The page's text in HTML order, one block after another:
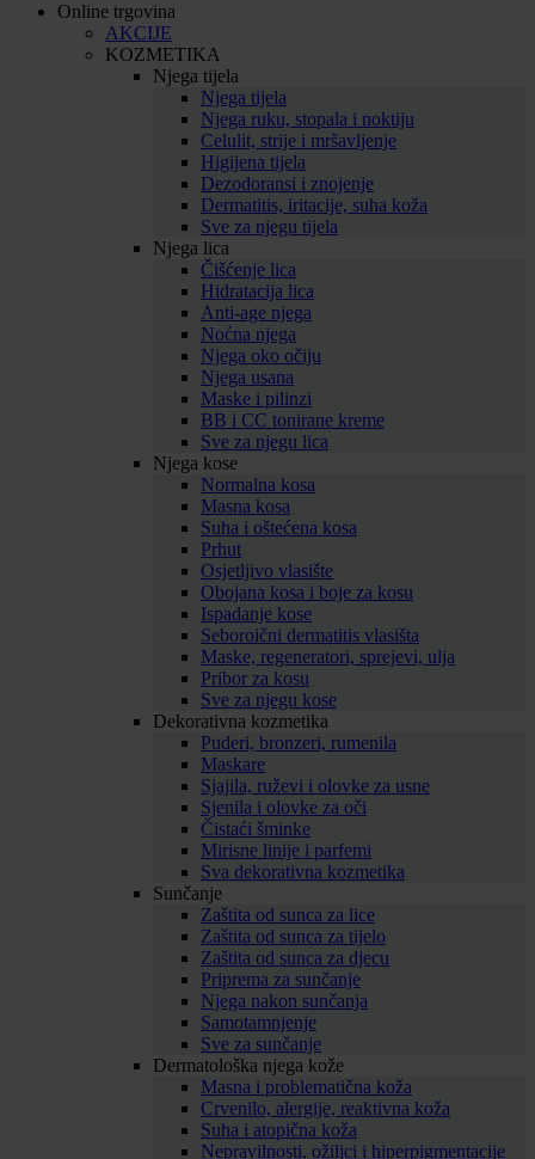
Online trgovina
AKCIJE
KOZMETIKA
Njega tijela
Njega tijela
Njega ruku, stopala i noktiju
Celulit, strije i mršavljenje
Higijena tijela
Dezodoransi i znojenje
Dermatitis, iritacije, suha koža
Sve za njegu tijela
Njega lica
Čišćenje lica
Hidratacija lica
Anti-age njega
Noćna njega
Njega oko očiju
Njega usana
Maske i pilinzi
BB i CC tonirane kreme
Sve za njegu lica
Njega kose
Normalna kosa
Masna kosa
Suha i oštećena kosa
Prhut
Osjetljivo vlasište
Obojana kosa i boje za kosu
Ispadanje kose
Seboroični dermatitis vlasišta
Maske, regeneratori, sprejevi, ulja
Pribor za kosu
Sve za njegu kose
Dekorativna kozmetika
Puderi, bronzeri, rumenila
Maskare
Sjajila, ruževi i olovke za usne
Sjenila i olovke za oči
Čistaći šminke
Mirisne linije i parfemi
Sva dekorativna kozmetika
Sunčanje
Zaštita od sunca za lice
Zaštita od sunca za tijelo
Zaštita od sunca za djecu
Priprema za sunčanje
Njega nakon sunčanja
Samotamnjenje
Sve za sunčanje
Dermatološka njega kože
Masna i problematična koža
Crvenilo, alergije, reaktivna koža
Suha i atopična koža
Nepravilnosti, ožiljci i hiperpigmentacije